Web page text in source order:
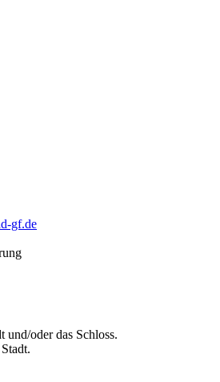
gf.de
oder das Schloss.